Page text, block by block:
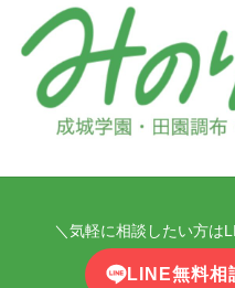
＼気軽に相談したい方は
LINE無料相